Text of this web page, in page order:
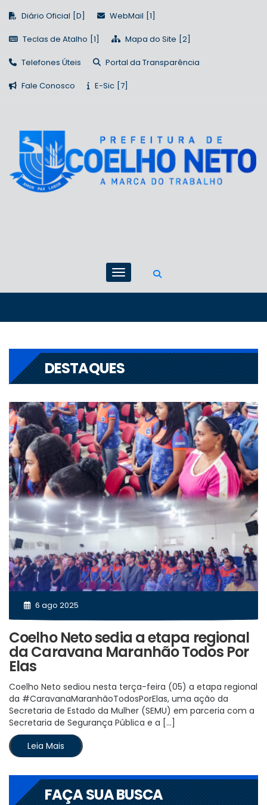
Diário Oficial WebMail
Teclas de Atalho Mapa do Site
Telefones Úteis Portal da Transparência
Fale Conosco E-Sic
DESTAQUES
6 ago 2025
Coelho Neto sedia a etapa regional
da Caravana Maranhão Todos Por
Elas
Coelho Neto sediou nesta terça-feira (05) a etapa regional
da #CaravanaMaranhãoTodosPorElas, uma ação da
Secretaria de Estado da Mulher (SEMU) em parceria com a
Secretaria de Segurança Pública e a […]
Leia Mais
FAÇA SUA BUSCA